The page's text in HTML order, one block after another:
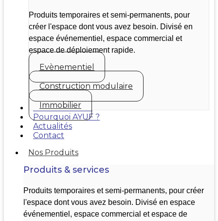
Produits temporaires et semi-permanents, pour
créer l'espace dont vous avez besoin. Divisé en
espace événementiel, espace commercial et
espace de déploiement rapide.
Evènementiel
Construction modulaire
Immobilier
Nos réalisations
Pourquoi AYUF ?
Actualités
Contact
Nos Produits
Produits & services
Produits temporaires et semi-permanents, pour créer
l'espace dont vous avez besoin. Divisé en espace
événementiel, espace commercial et espace de